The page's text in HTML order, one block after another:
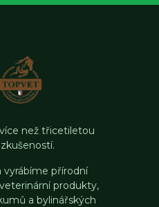
než třicetiletou
vyrábíme přírodní
produkty,
a bylinářských